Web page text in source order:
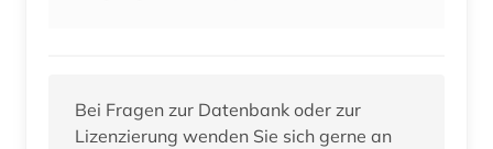
Bei Fragen zur Datenbank oder zur
Lizenzierung wenden Sie sich gerne an